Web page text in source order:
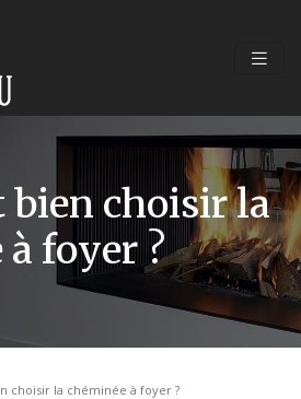
bien choisir la
foyer ?
choisir la chéminée à foyer ?